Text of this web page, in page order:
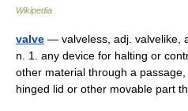
Wikipedia
valve — valveless, adj. valvelike,
n. 1. any device for halting or
other material through a
hinged lid or other movable